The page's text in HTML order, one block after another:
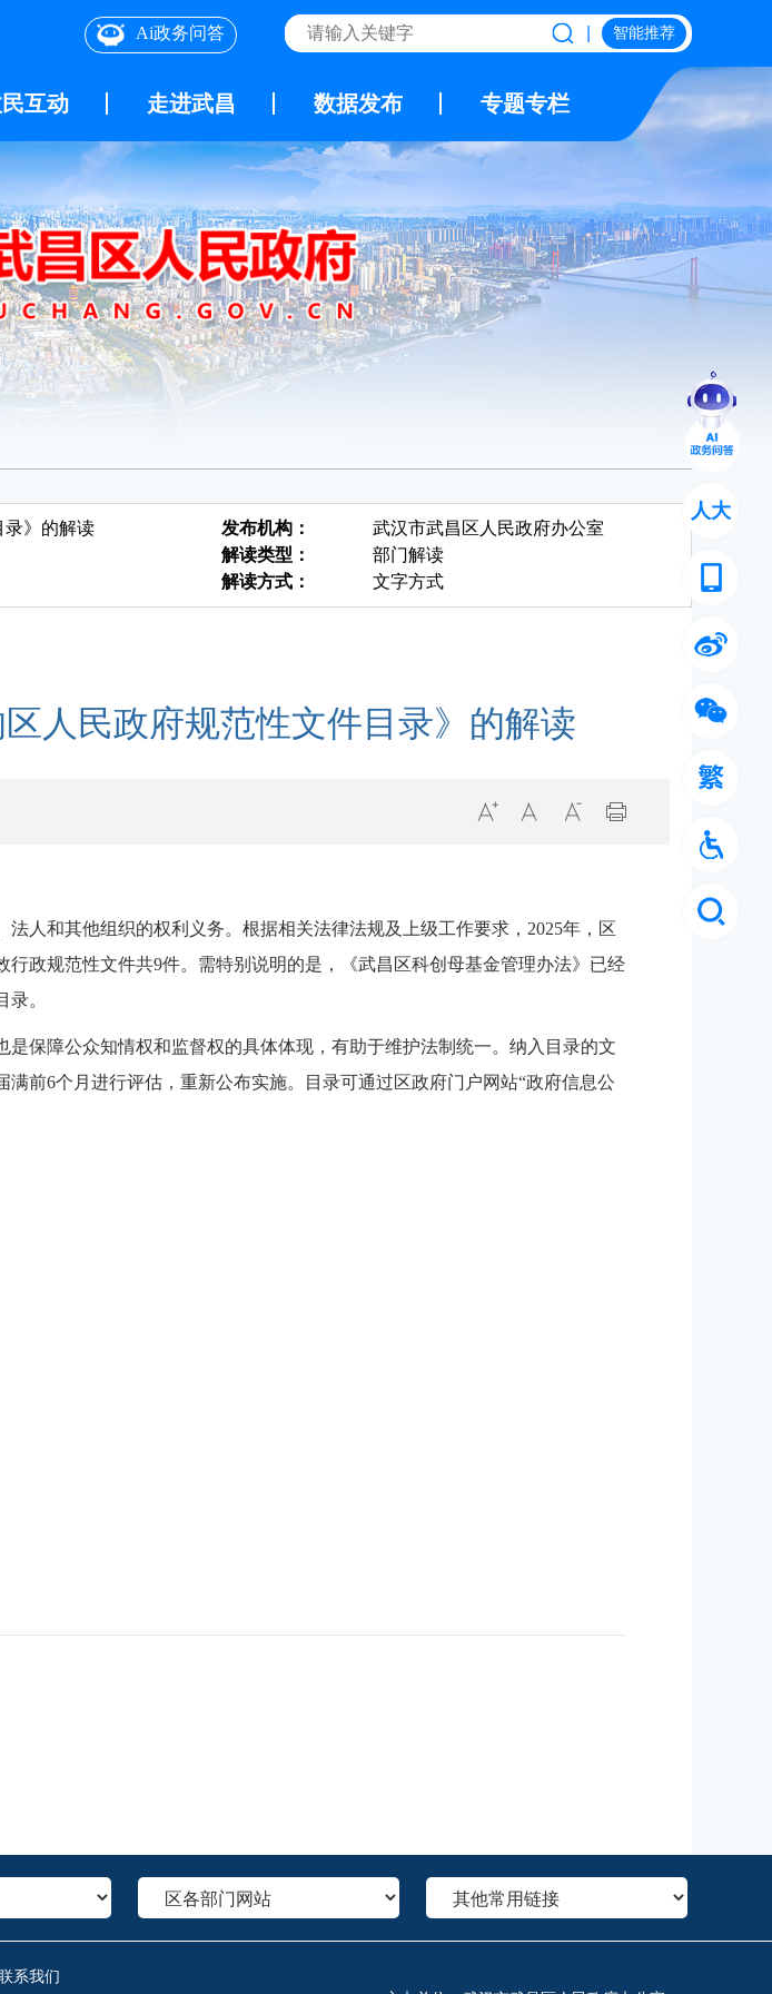
Ai政务问答 智能推荐
互动 走进武昌 数据发布 专题专栏
录》的解读 发布机构：
武汉市武昌区人民政府办公室
解读类型：
部门解读
解读方式： 文字方式
人民政府规范性文件目录》的解读
人和其他组织的权利义务。根据相关法律法规及上级工作要求， 2025年， 区
行政规范性文件共9件。需特别说明的是，《武昌区科创母基金管理办法》已经
。
保障公众知情权和监督权的具体体现，有助于维护法制统一。 纳入目录的文
满前6个月进行评估， 重新公布实施。目录可通过区政府门户网站“政府信息公
系我们
人大